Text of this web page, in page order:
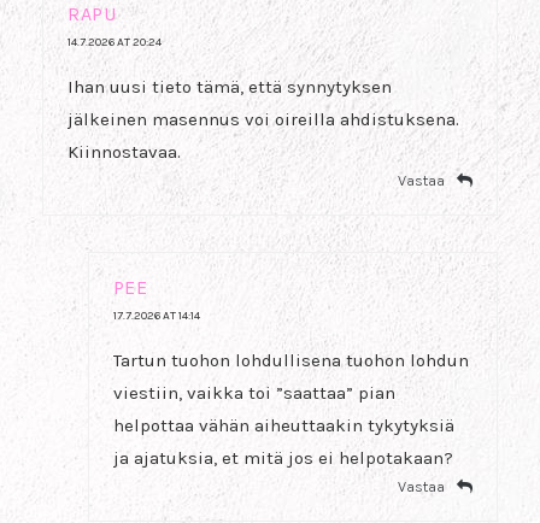
RAPU
14.7.2026 AT 20:24
Ihan uusi tieto tämä, että synnytyksen
jälkeinen masennus voi oireilla ahdistuksena.
Kiinnostavaa.
Vastaa
PEE
17.7.2026 AT 14:14
Tartun tuohon lohdullisena tuohon lohdun
viestiin, vaikka toi ”saattaa” pian
helpottaa vähän aiheuttaakin tykytyksiä
ja ajatuksia, et mitä jos ei helpotakaan?
Vastaa